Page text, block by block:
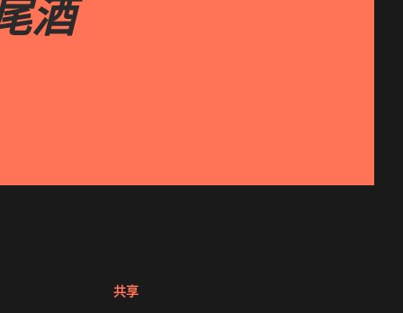
酒
共享